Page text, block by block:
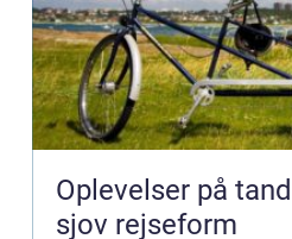
Oplevelser på
sjov rejseform